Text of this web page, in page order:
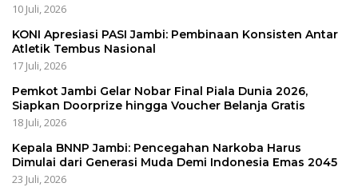
10 Juli, 2026
KONI Apresiasi PASI Jambi: Pembinaan Konsisten Antar
Atletik Tembus Nasional
17 Juli, 2026
Pemkot Jambi Gelar Nobar Final Piala Dunia 2026,
Siapkan Doorprize hingga Voucher Belanja Gratis
18 Juli, 2026
Kepala BNNP Jambi: Pencegahan Narkoba Harus
Dimulai dari Generasi Muda Demi Indonesia Emas 2045
23 Juli, 2026